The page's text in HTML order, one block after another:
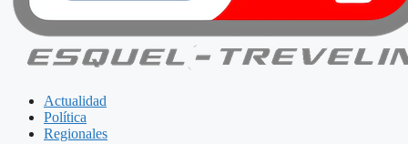
Actualidad
Política
Regionales